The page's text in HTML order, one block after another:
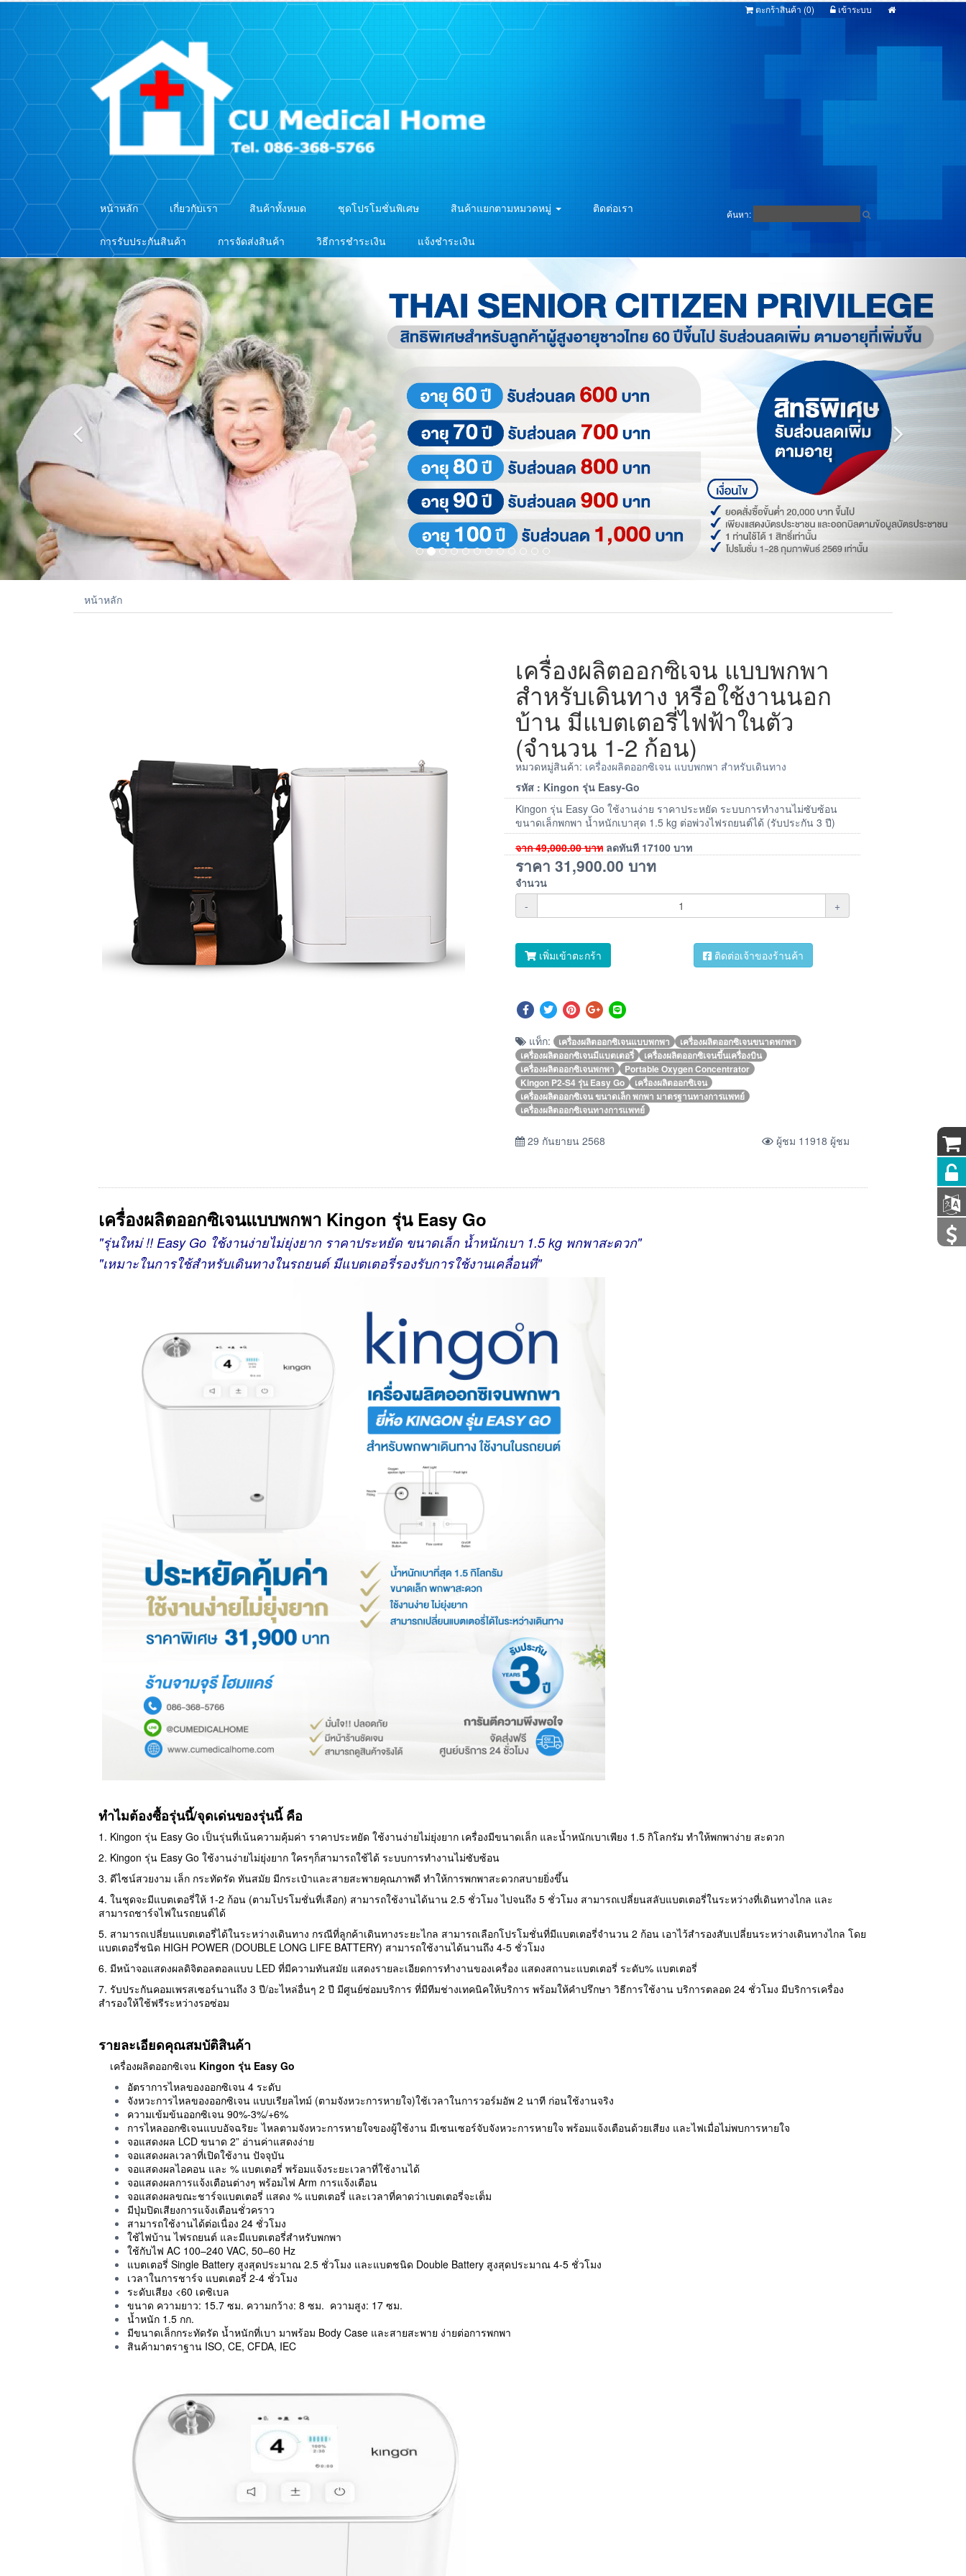
เข้าระบบ
ตะกร้าสินค้า (0)
หน้าหลัก เกี่ยวกับเรา สินค้าทั้งหมด ชุดโปรโมชั่นพิเศษ สินค้าแยกตามหมวดหมู่ ติดต่อเรา
การรับประกันสินค้า การจัดส่งสินค้า วิธีการชำระเงิน แจ้งชำระเงิน
ค้นหา:
หน้าหลัก
เครื่องผลิตออกซิเจน แบบพกพา
สำหรับเดินทาง หรือใช้งานนอก
บ้าน มีแบตเตอรี่ไฟฟ้าในตัว
(จำนวน 1-2 ก้อน)
หมวดหมู่สินค้า: เครื่องผลิตออกซิเจน แบบพกพา สำหรับเดินทาง
รหัส : Kingon รุ่น Easy-Go
Kingon รุ่น Easy Go ใช้งานง่าย ราคาประหยัด ระบบการทำงานไม่ซับซ้อน
ขนาดเล็กพกพา น้ำหนักเบาสุด 1.5 kg ต่อพ่วงไฟรถยนต์ได้ (รับประกัน 3 ปี)
จาก49,000.00บาท ลดทันที 17100 บาท
ราคา 31,900.00 บาท
จำนวน
-
+
เพิ่มเข้าตะกร้า ติดต่อเจ้าของร้านค้า
แท็ก: เครื่องผลิตออกซิเจนแบบพกพา
เครื่องผลิตออกซิเจนขนาดพกพา
เครื่องผลิตออกซิเจนมีแบตเตอรี่
เครื่องผลิตออกซิเจนขึ้นเครื่องบิน
เครื่องผลิตออกซิเจนพกพา
Portable Oxygen Concentrator
Kingon P2-S4 รุ่น Easy Go
เครื่องผลิตออกซิเจน
เครื่องผลิตออกซิเจน ขนาดเล็ก พกพา มาตรฐานทางการแพทย์
เครื่องผลิตออกซิเจนทางการแพทย์
29 กันยายน 2568 ผู้ชม 11918 ผู้ชม
เครื่องผลิตออกซิเจนแบบพกพา Kingon รุ่น Easy Go
"รุ่นใหม่ !! Easy Go ใช้งานง่ายไม่ยุ่งยาก ราคาประหยัด ขนาดเล็ก น้ำหนักเบา 1.5 kg พกพาสะดวก"
"เหมาะในการใช้สำหรับเดินทางในรถยนต์ มีแบตเตอรี่รองรับการใช้งานเคลื่อนที่"
ทำไมต้องซื้อรุ่นนี้/จุดเด่นของรุ่นนี้ คือ
1. Kingon รุ่น Easy Go เป็นรุ่นที่เน้นความคุ้มค่า ราคาประหยัด ใช้งานง่ายไม่ยุ่งยาก เครื่องมีขนาดเล็ก และน้ำหนักเบาเพียง 1.5 กิโลกรัม ทำให้พกพาง่าย สะดวก
2. Kingon รุ่น Easy Go ใช้งานง่ายไม่ยุ่งยาก ใครๆก็สามารถใช้ได้ ระบบการทำงานไม่ซับซ้อน
3. ดีไซน์สวยงาม เล็ก กระทัดรัด ทันสมัย มีกระเป๋าและสายสะพายคุณภาพดี ทำให้การพกพาสะดวกสบายยิ่งขึ้น
4. ในชุดจะมีแบตเตอรี่ให้ 1-2 ก้อน (ตามโปรโมชั่นที่เลือก) สามารถใช้งานได้นาน 2.5 ชั่วโมง ไปจนถึง 5 ชั่วโมง สามารถเปลี่ยนสลับแบตเตอรี่ในระหว่างที่เดินทางไกล และ
สามารถชาร์จไฟในรถยนต์ได้
5. สามารถเปลี่ยนแบตเตอรี่ได้ในระหว่างเดินทาง กรณีที่ลูกค้าเดินทางระยะไกล สามารถเลือกโปรโมชั่นที่มีแบตเตอรี่จำนวน 2 ก้อน เอาไว้สำรองสับเปลี่ยนระหว่างเดินทางไกล โดย
แบตเตอรี่ชนิด HIGH POWER (DOUBLE LONG LIFE BATTERY) สามารถใช้งานได้นานถึง 4-5 ชั่วโมง
6. มีหน้าจอแสดงผลดิจิตอลตอลแบบ LED ที่มีความทันสมัย แสดงรายละเอียดการทำงานของเครื่อง แสดงสถานะแบตเตอรี่ ระดับ% แบตเตอรี่
7. รับประกันคอมเพรสเซอร์นานถึง 3 ปี/อะไหล่อื่นๆ 2 ปี มีศูนย์ซ่อมบริการ ที่มีทีมช่างเทคนิคให้บริการ พร้อมให้คำปรึกษา วิธีการใช้งาน บริการตลอด 24 ชั่วโมง มีบริการเครื่อง
สำรองให้ใช้ฟรีระหว่างรอซ่อม
รายละเอียดคุณสมบัติสินค้า
เครื่องผลิตออกซิเจน Kingon รุ่น Easy Go
อัตราการไหลของออกซิเจน 4 ระดับ
จังหวะการไหลของออกซิเจน แบบเรียลไทม์ (ตามจังหวะการหายใจ)ใช้เวลาในการวอร์มอัพ 2 นาที ก่อนใช้งานจริง
ความเข้มข้นออกซิเจน 90%-3%/+6%
การไหลออกซิเจนแบบอัจฉริยะ ไหลตามจังหวะการหายใจของผู้ใช้งาน มีเซนเซอร์จับจังหวะการหายใจ พร้อมแจ้งเตือนด้วยเสียง และไฟเมื่อไม่พบการหายใจ
จอแสดงผล LCD ขนาด 2” อ่านค่าแสดงง่าย
จอแสดงผลเวลาที่เปิดใช้งาน ปัจจุบัน
จอแสดงผลไอคอน และ % แบตเตอรี่ พร้อมแจ้งระยะเวลาที่ใช้งานได้
จอแสดงผลการแจ้งเตือนต่างๆ พร้อมไฟ Arm การแจ้งเตือน
จอแสดงผลขณะชาร์จแบตเตอรี่ แสดง % แบตเตอรี่ และเวลาที่คาดว่าเบตเตอรี่จะเต็ม
มีปุ่มปิดเสียงการแจ้งเตือนชั่วคราว
สามารถใช้งานได้ต่อเนื่อง 24 ชั่วโมง
ใช้ไฟบ้าน ไฟรถยนต์ และมีแบตเตอรี่สำหรับพกพา
ใช้กับไฟ AC 100–240 VAC, 50–60 Hz
แบตเตอรี่ Single Battery สูงสุดประมาณ 2.5 ชั่วโมง และแบตชนิด Double Battery สูงสุดประมาณ 4-5 ชั่วโมง
เวลาในการชาร์จ แบตเตอรี่ 2-4 ชั่วโมง
ระดับเสียง <60 เดซิเบล
ขนาด ความยาว: 15.7 ซม. ความกว้าง: 8 ซม. ความสูง: 17 ซม.
น้ำหนัก 1.5 กก.
มีขนาดเล็กกระทัดรัด น้ำหนักที่เบา มาพร้อม Body Case และสายสะพาย ง่ายต่อการพกพา
สินค้ามาตราฐาน ISO, CE, CFDA, IEC